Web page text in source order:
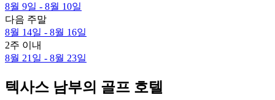
8월 9일 - 8월 10일
다음 주말
8월 14일 - 8월 16일
2주 이내
8월 21일 - 8월 23일
텍사스 남부의 골프 호텔